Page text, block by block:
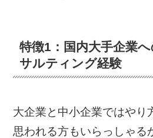
特徴1： 国内大手企業
サルティング経験
大企業と中小企業ではやり
思われる方もいらっしゃる